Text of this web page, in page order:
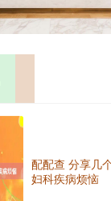
配配查 分享几
妇科疾病烦恼